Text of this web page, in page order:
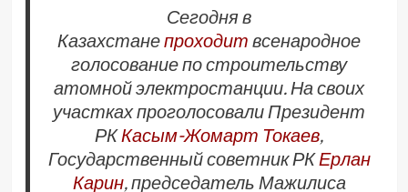
Сегодня в
Казахстанепроходит всенародное
голосование по строительству
атомной электростанции. На своих
участках проголосовали Президент
РККасым-Жомарт Токаев,
Государственный советник РКЕрлан
Карин, председатель Мажилиса